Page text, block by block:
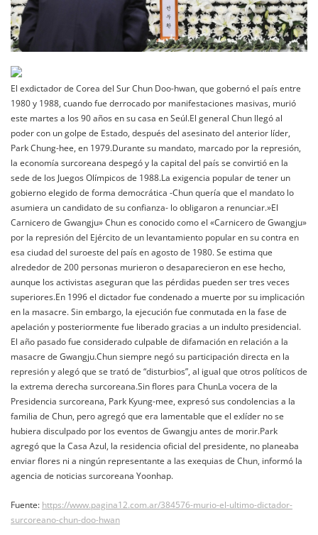
El exdictador de Corea del Sur Chun Doo-hwan, que gobernó el país entre
1980 y 1988, cuando fue derrocado por manifestaciones masivas, murió
este martes a los 90 años en su casa en Seúl.El general Chun llegó al
poder con un golpe de Estado, después del asesinato del anterior líder,
Park Chung-hee, en 1979.Durante su mandato, marcado por la represión,
la economía surcoreana despegó y la capital del país se convirtió en la
sede de los Juegos Olímpicos de 1988.La exigencia popular de tener un
gobierno elegido de forma democrática -Chun quería que el mandato lo
asumiera un candidato de su confianza- lo obligaron a renunciar.»El
Carnicero de Gwangju» Chun es conocido como el «Carnicero de Gwangju»
por la represión del Ejército de un levantamiento popular en su contra en
esa ciudad del suroeste del país en agosto de 1980. Se estima que
alrededor de 200 personas murieron o desaparecieron en ese hecho,
aunque los activistas aseguran que las pérdidas pueden ser tres veces
superiores.En 1996 el dictador fue condenado a muerte por su implicación
en la masacre. Sin embargo, la ejecución fue conmutada en la fase de
apelación y posteriormente fue liberado gracias a un indulto presidencial.
El año pasado fue considerado culpable de difamación en relación a la
masacre de Gwangju.Chun siempre negó su participación directa en la
represión y alegó que se trató de “disturbios”, al igual que otros políticos de
la extrema derecha surcoreana.Sin flores para ChunLa vocera de la
Presidencia surcoreana, Park Kyung-mee, expresó sus condolencias a la
familia de Chun, pero agregó que era lamentable que el exlíder no se
hubiera disculpado por los eventos de Gwangju antes de morir.Park
agregó que la Casa Azul, la residencia oficial del presidente, no planeaba
enviar flores ni a ningún representante a las exequias de Chun, informó la
agencia de noticias surcoreana Yoonhap.
Fuente: https://www.pagina12.com.ar/384576-murio-el-ultimo-dictador-
surcoreano-chun-doo-hwan